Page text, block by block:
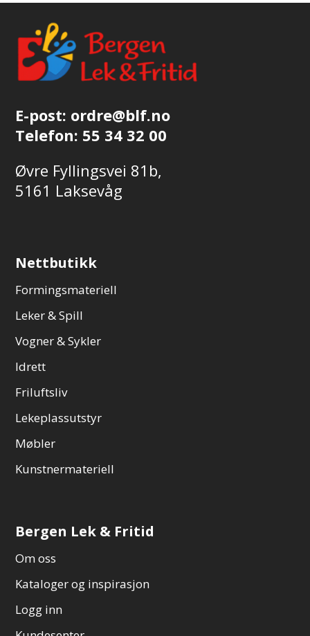
E-post: ordre@blf.no
Telefon: 55 34 32 00
Øvre Fyllingsvei 81b,
5161 Laksevåg
Nettbutikk
Formingsmateriell
Leker & Spill
Vogner & Sykler
Idrett
Friluftsliv
Lekeplassutstyr
Møbler
Kunstnermateriell
Bergen Lek & Fritid
Om oss
Kataloger og inspirasjon
Logg inn